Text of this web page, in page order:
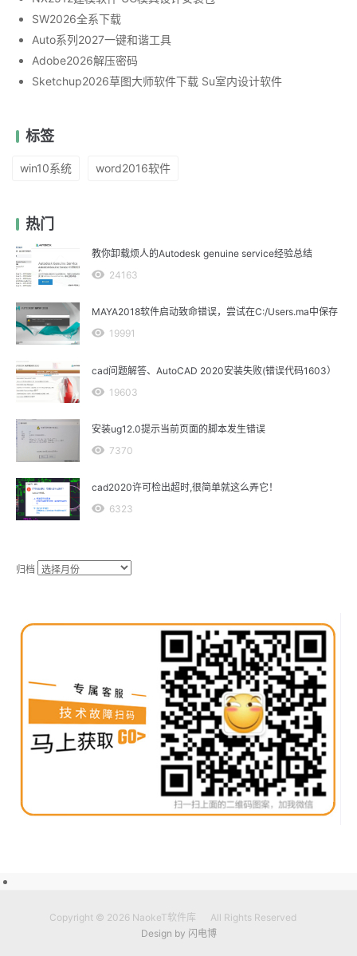
SW2026全系下载
Auto系列2027一键和谐工具
Adobe2026解压密码
Sketchup2026草图大师软件下载 Su室内设计软件
标签
win10系统 word2016软件
热门
教你卸载烦人的Autodesk genuine service经验总结
24163
MAYA2018软件启动致命错误，尝试在C:/Users.ma中保存
19991
cad问题解答、AutoCAD 2020安装失败(错误代码1603）
19603
安装ug12.0提示当前页面的脚本发生错误
7370
cad2020许可检出超时,很简单就这么弄它！
6323
归档
Copyright © 2026 NaokeT软件库
All Rights Reserved
Design by 闪电博